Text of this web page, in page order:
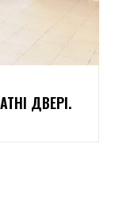
ДВЕРІ.